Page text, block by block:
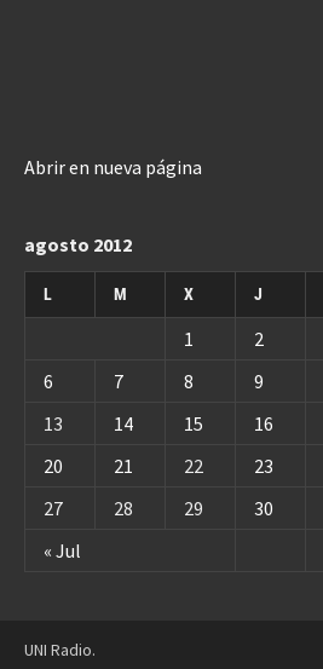
Abrir en nueva página
agosto 2012
L M X J
« Jul
1 2
6
7 8 9
13
14 15 16
20
21 22 23
27
28 29 30
UNI Radio.